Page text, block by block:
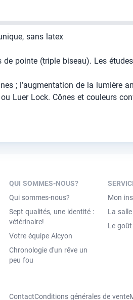
sans latex
pointe (triple biseau). Les
; l’augmentation de la lumière
Luer Lock. Cônes et couleurs
QUI SOMMES-NOUS?
Qui sommes-nous?
Sept qualités, une identité :
vétérinaire!
Votre équipe Alcyon
Chronologie d'un rêve un
peu fou
Mon
La
Le
ContactConditions générales de vente